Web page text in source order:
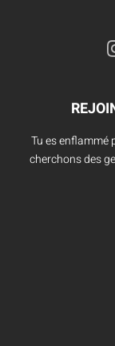
Tu es enflammé
cherchons des